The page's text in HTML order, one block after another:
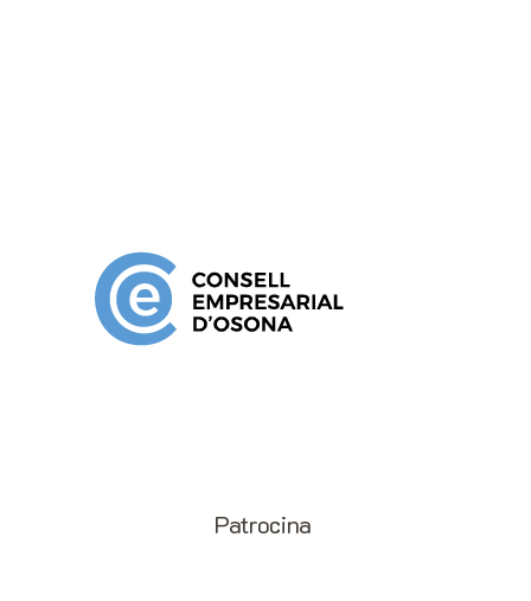
Patrocina